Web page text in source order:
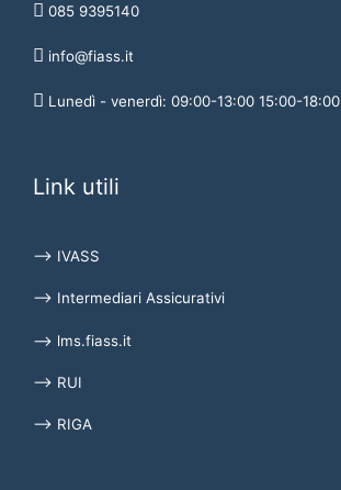
085 9395140
info@fiass.it
Lunedì - venerdì: 09:00-13:00 15:00-18:00
Link utili
⟶ IVASS
⟶ Intermediari Assicurativi
⟶ lms.fiass.it
⟶ RUI
⟶ RIGA